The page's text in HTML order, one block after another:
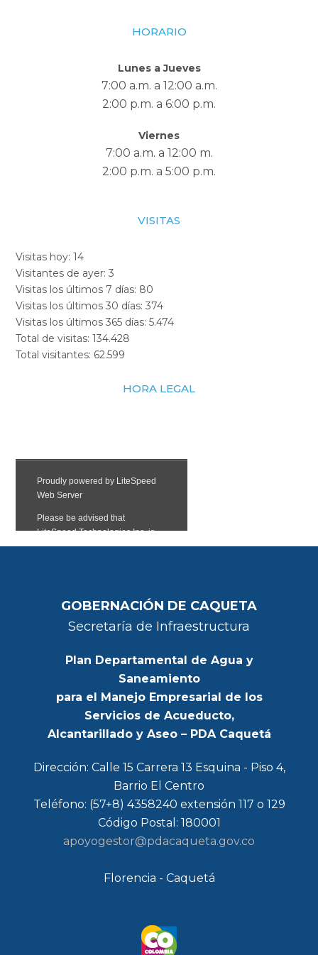
HORARIO
Lunes a Jueves
7:00 a.m. a 12:00 a.m.
2:00 p.m. a 6:00 p.m.
Viernes
7:00 a.m. a 12:00 m.
2:00 p.m. a 5:00 p.m.
VISITAS
Visitas hoy:14
Visitantes de ayer:3
Visitas los últimos 7 días: 80
Visitas los últimos 30 días:374
Visitas los últimos 365 días:5.474
Total de visitas:134.428
Total visitantes: 62.599
HORA LEGAL
GOBERNACIÓN DE CAQUETA
Secretaría de Infraestructura
Plan Departamental de Agua y
Saneamiento
para el Manejo Empresarial de los
Servicios de Acueducto,
Alcantarillado y Aseo – PDA Caquetá
Dirección: Calle 15 Carrera 13 Esquina - Piso 4,
Barrio El Centro
Teléfono: (57+8) 4358240 extensión 117 o 129
Código Postal: 180001
apoyogestor@pdacaqueta.gov.co
Florencia - Caquetá